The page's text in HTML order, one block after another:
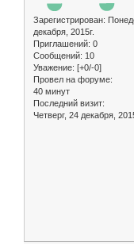
Зарегистрирован:
декабря, 2015г.
Приглашений: 0
Сообщений: 10
Уважение: [+0/-0]
Провел на форуме:
40 минут
Последний визит:
Четверг, 24 декабря,